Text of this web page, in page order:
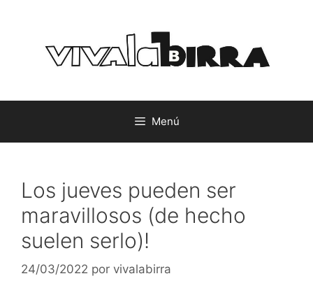
contenido
Menú
Los jueves pueden ser
maravillosos (de hecho
suelen serlo)!
24/03/2022 por vivalabirra